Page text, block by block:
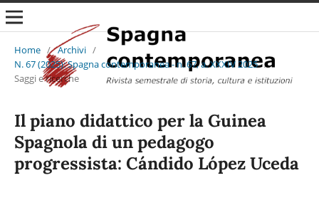
Home / Archivi /
N. 67 (2025): Spagna contemporanea - n. 67, a. XXXIV 2025 /
Saggi e ricerche
Il piano didattico per la Guinea
Spagnola di un pedagogo
progressista: Cándido López Uceda